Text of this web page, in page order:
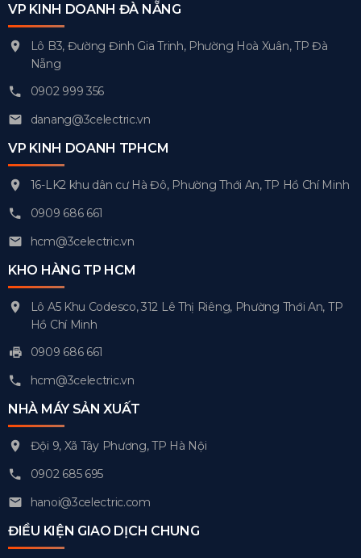
VP KINH DOANH ĐÀ NẴNG
Lô B3, Đường Đinh Gia Trinh, Phường Hoà Xuân, TP Đà
Nẵng
0902 999 356
danang@3celectric.vn
VP KINH DOANH TPHCM
16-LK2 khu dân cư Hà Đô, Phường Thới An, TP Hồ Chí Minh
0909 686 661
hcm@3celectric.vn
KHO HÀNG TP HCM
Lô A5 Khu Codesco, 312 Lê Thị Riêng, Phường Thới An, TP
Hồ Chí Minh
0909 686 661
hcm@3celectric.vn
NHÀ MÁY SẢN XUẤT
Đội 9, Xã Tây Phương, TP Hà Nội
0902 685 695
hanoi@3celectric.com
ĐIỀU KIỆN GIAO DỊCH CHUNG